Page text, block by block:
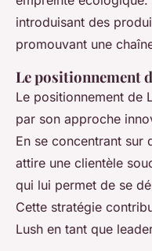
introduisant des
promouvant une
Le positionnement
Le positionnement de
par son approche
En se concentrant sur
attire une clientèle
qui lui permet de se
Cette stratégie
Lush en tant que